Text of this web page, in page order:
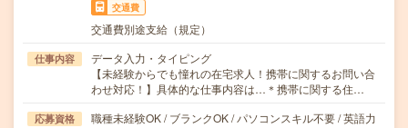
交通費
交通費別途支給（規定）
仕事内容
データ入力・タイピング
【未経験からでも憧れの在宅求人！携帯に関するお問い合
わせ対応！】具体的な仕事内容は…＊携帯に関する住…
応募資格
職種未経験OK / ブランクOK / パソコンスキル不要 / 英語力